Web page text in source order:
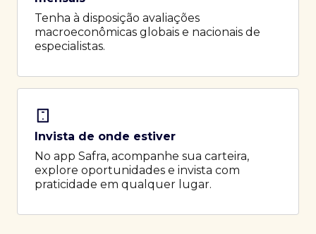
Tenha à disposição avaliações
macroeconômicas globais e nacionais de
especialistas.
Invista de onde estiver
No app Safra, acompanhe sua carteira,
explore oportunidades e invista com
praticidade em qualquer lugar.